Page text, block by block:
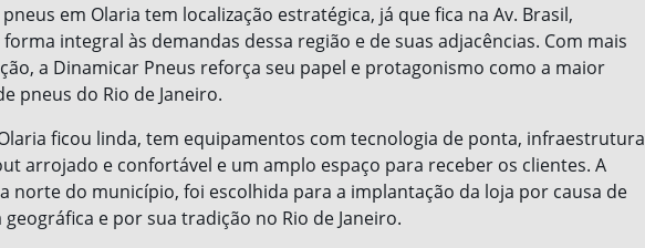
em Olaria tem localização estratégica, já que fica na Av. Brasil,
integral às demandas dessa região e de suas adjacências. Com mais
a Dinamicar Pneus reforça seu papel e protagonismo como a maior
pneus do Rio de Janeiro.
ficou linda, tem equipamentos com tecnologia de ponta, infraestrutura
arrojado e confortável e um amplo espaço para receber os clientes. A
norte do município, foi escolhida para a implantação da loja por causa de
e por sua tradição no Rio de Janeiro.